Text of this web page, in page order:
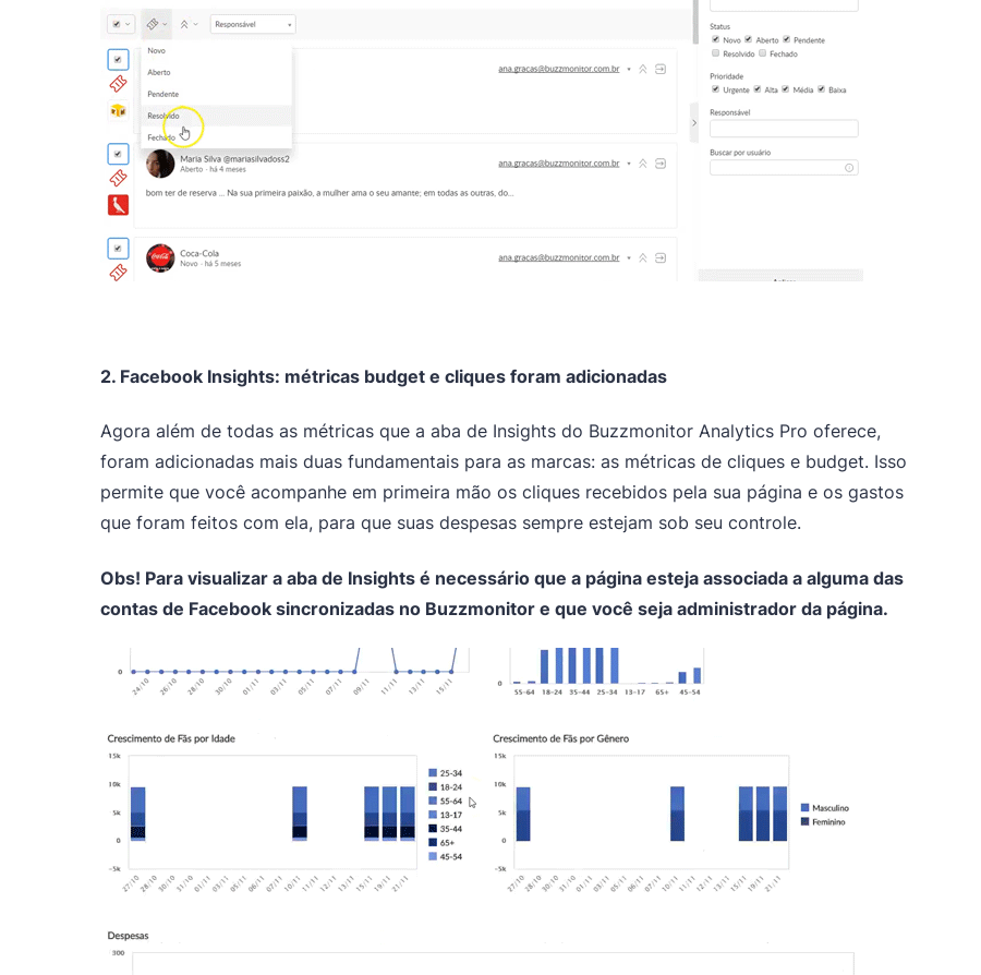
2. Facebook Insights: métricas budget e cliques foram adicionadas
Agora além de todas as métricas que a aba de Insights do Buzzmonitor Analytics Pro oferece,
foram adicionadas mais duas fundamentais para as marcas: as métricas de cliques e budget. Isso
permite que você acompanhe em primeira mão os cliques recebidos pela sua página e os gastos
que foram feitos com ela, para que suas despesas sempre estejam sob seu controle.
Obs! Para visualizar a aba de Insights é necessário que a página esteja associada a alguma das
contas de Facebook sincronizadas no Buzzmonitor e que você seja administrador da página.